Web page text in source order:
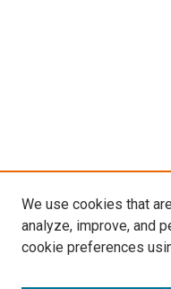
We use cookies that
analyze, improve, and
cookie preferences